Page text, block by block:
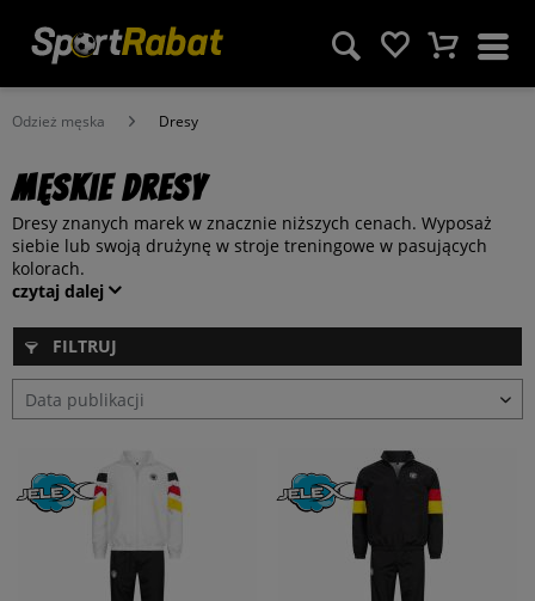
Odzież męska Dresy
Męskie dresy
Dresy znanych marek w znacznie niższych cenach. Wyposaż
siebie lub swoją drużynę w stroje treningowe w pasujących
kolorach.
czytaj dalej
FILTRUJ